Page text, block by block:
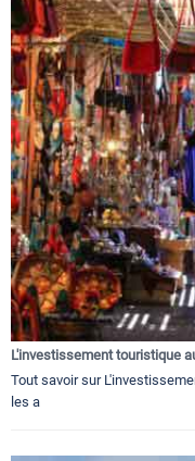
L'investissement touristique
Tout savoir sur
les a